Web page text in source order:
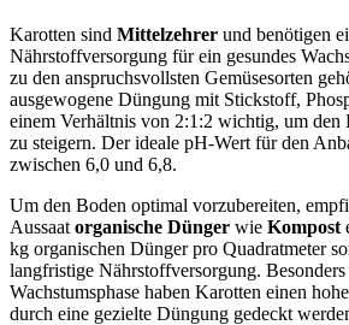
Karotten sind Mittelzehrer und benötigen
Nährstoffversorgung für ein gesundes
zu den anspruchsvollsten Gemüsesorten
ausgewogene Düngung mit Stickstoff,
einem Verhältnis von 2:1:2 wichtig, um den
zu steigern. Der ideale pH-Wert für den
zwischen 6,0 und 6,8.
Um den Boden optimal vorzubereiten,
Aussaat organische Dünger wie Kompost
kg organischen Dünger pro Quadratmeter
langfristige Nährstoffversorgung. Besonders
Wachstumsphase haben Karotten einen
durch eine gezielte Düngung gedeckt